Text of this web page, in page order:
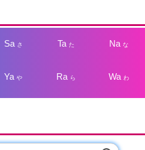
Sa さ Taた Na な
Yaや Ra ら Wa わ